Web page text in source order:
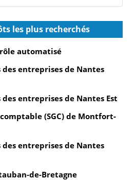
les plus recherchés
automatisé
entreprises de Nantes
entreprises de Nantes Est
(SGC) de Montfort-
entreprises de Nantes
de-Bretagne